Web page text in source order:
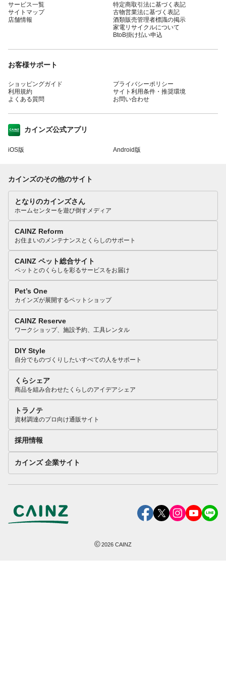
サービス一覧
サイトマップ
店舗情報
特定商取引法に基づく表記
古物営業法に基づく表記
酒類販売管理者標識の掲示
家電リサイクルについて
BtoB掛け払い申込
お客様サポート
ショッピングガイド
利用規約
よくある質問
プライバシーポリシー
サイト利用条件・推奨環境
お問い合わせ
カインズ公式アプリ
iOS版 Android版
カインズのその他のサイト
となりのカインズさん
ホームセンターを遊び倒すメディア
CAINZ Reform
お住まいのメンテナンスとくらしのサポート
CAINZ ペット総合サイト
ペットとのくらしを彩るサービスをお届け
Pet’s One
カインズが展開するペットショップ
CAINZ Reserve
ワークショップ、施設予約、工具レンタル
DIY Style
自分でものづくりしたいすべての人をサポート
くらシェア
商品を組み合わせたくらしのアイデアシェア
トラノテ
資材調達のプロ向け通販サイト
採用情報
カインズ 企業サイト
©2026 CAINZ